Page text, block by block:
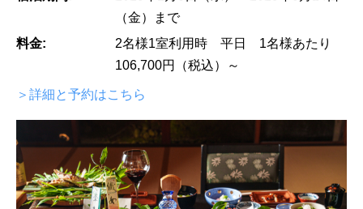
（金）まで
料金:
2名様1室利用時 平日 1名様あたり
106,700円（税込）～
＞詳細と予約はこちら